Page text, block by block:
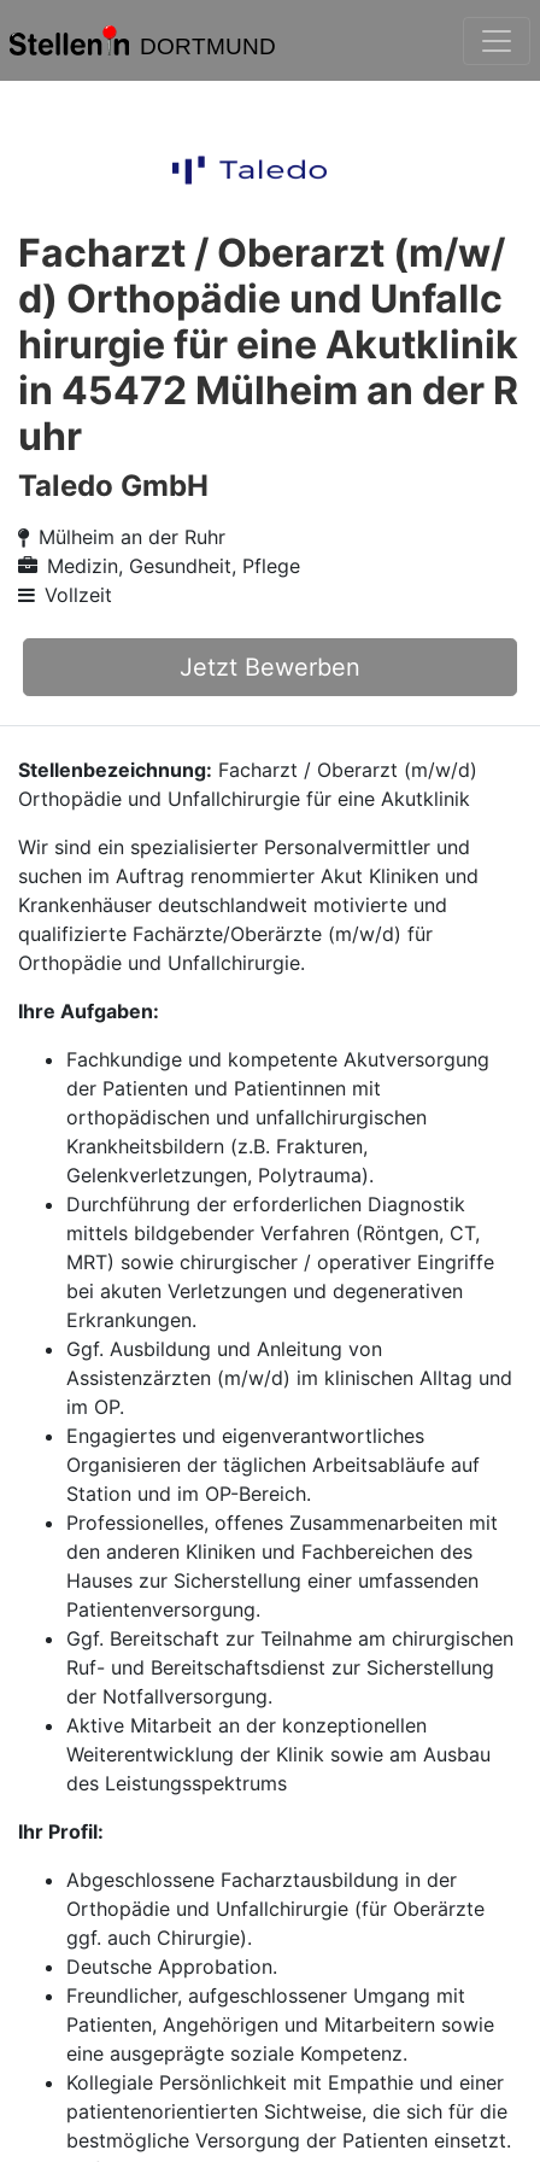
DORTMUND
Facharzt / Oberarzt (m/w/
d) Orthopädie und Unfallc
hirurgie für eine Akutklinik
in 45472 Mülheim an der R
uhr
Taledo GmbH
Mülheim an der Ruhr
Medizin, Gesundheit, Pflege
Vollzeit
Jetzt Bewerben
Stellenbezeichnung: Facharzt / Oberarzt (m/w/d)
Orthopädie und Unfallchirurgie für eine Akutklinik
Wir sind ein spezialisierter Personalvermittler und
suchen im Auftrag renommierter Akut Kliniken und
Krankenhäuser deutschlandweit motivierte und
qualifizierte Fachärzte/Oberärzte (m/w/d) für
Orthopädie und Unfallchirurgie.
Ihre Aufgaben:
Fachkundige und kompetente Akutversorgung
der Patienten und Patientinnen mit
orthopädischen und unfallchirurgischen
Krankheitsbildern (z.B. Frakturen,
Gelenkverletzungen, Polytrauma).
Durchführung der erforderlichen Diagnostik
mittels bildgebender Verfahren (Röntgen, CT,
MRT) sowie chirurgischer / operativer Eingriffe
bei akuten Verletzungen und degenerativen
Erkrankungen.
Ggf. Ausbildung und Anleitung von
Assistenzärzten (m/w/d) im klinischen Alltag und
im OP.
Engagiertes und eigenverantwortliches
Organisieren der täglichen Arbeitsabläufe auf
Station und im OP-Bereich.
Professionelles, offenes Zusammenarbeiten mit
den anderen Kliniken und Fachbereichen des
Hauses zur Sicherstellung einer umfassenden
Patientenversorgung.
Ggf. Bereitschaft zur Teilnahme am chirurgischen
Ruf- und Bereitschaftsdienst zur Sicherstellung
der Notfallversorgung.
Aktive Mitarbeit an der konzeptionellen
Weiterentwicklung der Klinik sowie am Ausbau
des Leistungsspektrums
Ihr Profil:
Abgeschlossene Facharztausbildung in der
Orthopädie und Unfallchirurgie (für Oberärzte
ggf. auch Chirurgie).
Deutsche Approbation.
Freundlicher, aufgeschlossener Umgang mit
Patienten, Angehörigen und Mitarbeitern sowie
eine ausgeprägte soziale Kompetenz.
Kollegiale Persönlichkeit mit Empathie und einer
patientenorientierten Sichtweise, die sich für die
bestmögliche Versorgung der Patienten einsetzt.